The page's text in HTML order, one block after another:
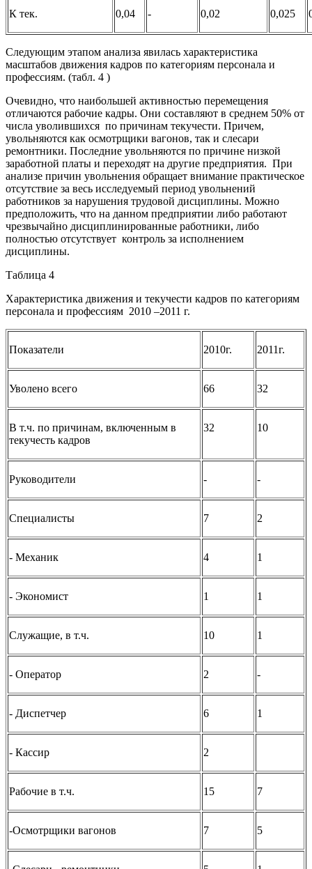
К тек. 0,04 - 0,02 0,025
Следующим этапом анализа явилась характеристика
масштабов движения кадров по категориям персонала и
профессиям. (табл. 4 )
Очевидно, что наибольшей активностью перемещения
отличаются рабочие кадры. Они составляют в среднем 50% от
числа уволившихся по причинам текучести. Причем,
увольняются как осмотрщики вагонов, так и слесари
ремонтники. Последние увольняются по причине низкой
заработной платы и переходят на другие предприятия. При
анализе причин увольнения обращает внимание практическое
отсутствие за весь исследуемый период увольнений
работников за нарушения трудовой дисциплины. Можно
предположить, что на данном предприятии либо работают
чрезвычайно дисциплинированные работники, либо
полностью отсутствует контроль за исполнением
дисциплины.
Таблица 4
Характеристика движения и текучести кадров по категориям
персонала и профессиям 2010 –2011 г.
Показатели 2010г. 2011г.
Уволено всего 66 32
В т.ч. по причинам, включенным в
текучесть кадров
32 10
Руководители - -
Специалисты 7 2
- Механик 4 1
- Экономист 1 1
Служащие, в т.ч. 10 1
- Оператор 2 -
- Диспетчер 6 1
- Кассир 2
Рабочие в т.ч. 15 7
-Осмотрщики вагонов 7 5